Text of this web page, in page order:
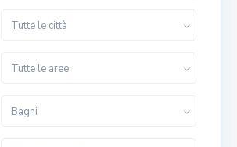
Tutte le città
Tutte le aree
Bagni